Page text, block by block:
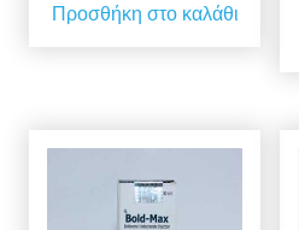
Προσθήκη στο καλάθι